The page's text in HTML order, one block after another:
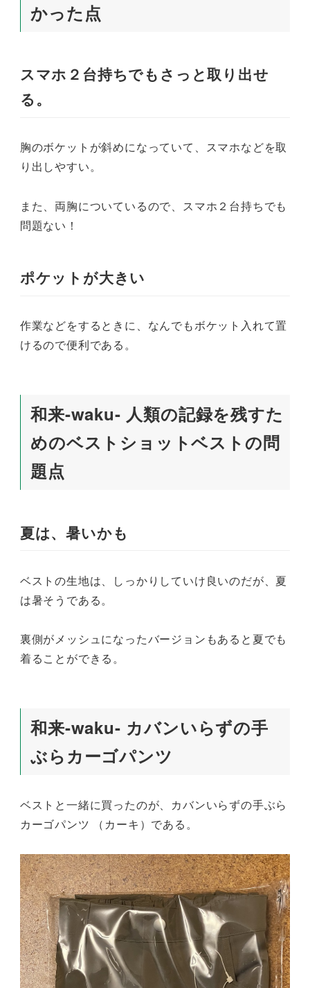
かった点
スマホ２台持ちでもさっと取り出せ
る。
胸のボケットが斜めになっていて、スマホなどを取
り出しやすい。
また、両胸についているので、スマホ２台持ちでも
問題ない！
ポケットが大きい
作業などをするときに、なんでもボケット入れて置
けるので便利である。
和来-waku- 人類の記録を残すた
めのベストショットベストの問
題点
夏は、暑いかも
ベストの生地は、しっかりしていけ良いのだが、夏
は暑そうである。
裏側がメッシュになったバージョンもあると夏でも
着ることができる。
和来-waku- カバンいらずの手
ぶらカーゴパンツ
ベストと一緒に買ったのが、カバンいらずの手ぶら
カーゴパンツ （カーキ）である。